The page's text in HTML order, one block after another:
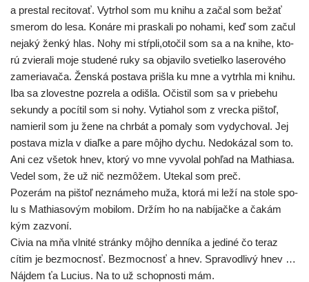
a pre­stal reci­to­vať. Vytrhol som mu kni­hu a začal som bežať
sme­rom do lesa. Konáre mi pras­ka­li po noha­mi, keď som začul
neja­ký žen­ký hlas. Nohy mi stŕpli,otočil som sa a na kni­he, kto­
rú zvie­ra­li moje stu­de­né ruky sa obja­vi­lo sve­tiel­ko lase­ro­vé­ho
zame­ria­va­ča. Ženská posta­va priš­la ku mne a vytrh­la mi kni­hu.
Iba sa zlo­vest­ne pozre­la a odiš­la. Očistil som sa v prie­be­hu
sekun­dy a pocí­til som si nohy. Vytiahol som z vrec­ka piš­toľ,
namie­ril som ju žene na chr­bát a poma­ly som vydy­cho­val. Jej
posta­va miz­la v diaľ­ke a pare môj­ho dychu. Nedokázal som to.
Ani cez vše­tok hnev, kto­rý vo mne vyvo­lal pohľad na Mathiasa.
Vedel som, že už nič nezmô­žem. Utekal som preč.
Pozerám na piš­toľ nezná­me­ho muža, kto­rá mi leží na sto­le spo­
lu s Mathiasovým mobi­lom. Držím ho na nabí­jač­ke a čakám
kým zazvoní.
Civia na mňa vlni­té strán­ky môj­ho den­ní­ka a jedi­né čo teraz
cítim je bez­moc­nosť. Bezmocnosť a hnev. Spravodlivý hnev …
Nájdem ťa Lucius. Na to už schop­nos­ti mám.